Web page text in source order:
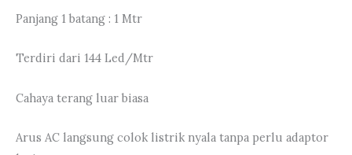
Panjang 1 batang : 1 Mtr
Terdiri dari 144 Led/Mtr
Cahaya terang luar biasa
Arus AC langsung colok listrik nyala tanpa perlu adaptor